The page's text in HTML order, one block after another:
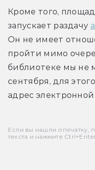
Кроме того,
запускает раздачу
Он не имеет
пройти мимо
библиотеке мы не
сентября, для
адрес
Если вы нашли опечатку,
текста и нажмите